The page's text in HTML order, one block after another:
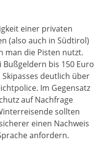
einer privaten
(also auch in Südtirol)
man die Pisten nutzt.
bis 150 Euro
deutlich über
Im Gegensatz
auf Nachfrage
sollten
einen Nachweis
anfordern.